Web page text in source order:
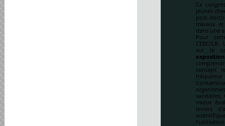
Ce
jeunes
post-
travaux
dans une
Pour
CEBC/
sur le
concept
sanitaires.
mieux
leviers